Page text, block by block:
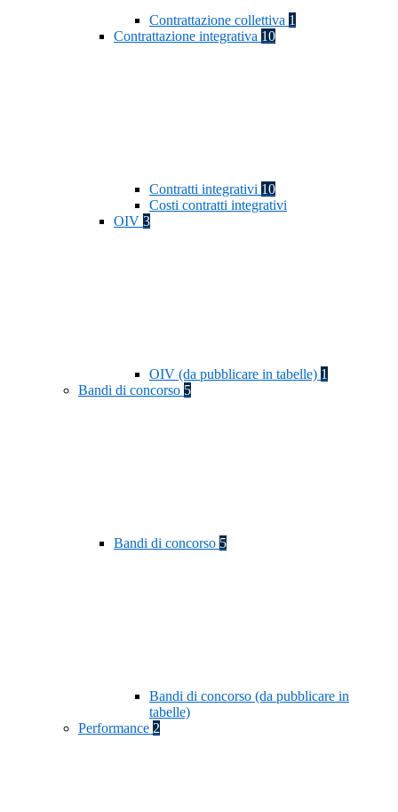
Contrattazione collettiva 1
Contrattazione integrativa 10
Contratti integrativi 10
Costi contratti integrativi
OIV 3
OIV (da pubblicare in tabelle) 1
Bandi di concorso 5
Bandi di concorso 5
Bandi di concorso (da pubblicare in
tabelle)
Performance 2